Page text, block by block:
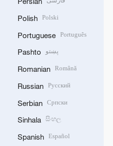
Polish Polski
Portuguese Português
Pashto پښتو
Romanian Română
Russian Русский
Serbian Српски
Sinhala සිංහල
Spanish Español